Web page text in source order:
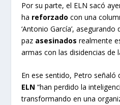
Por su parte, el ELN sacó
ha reforzadocon una
‘Antonio García’,
paz asesinadosrealmente
armas con las disidencias de
En ese sentido, Petro señaló
ELN“han perdido la
transformando en una